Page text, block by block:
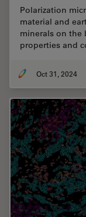
Polarization
material and
minerals on the
properties and
Oct 31, 2024